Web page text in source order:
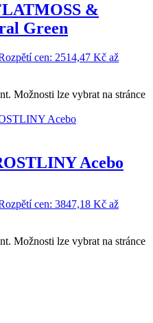
&
Green
cen: 2514,47 Kč až
Možnosti lze vybrat na stránce
Acebo
cen: 3847,18 Kč až
Možnosti lze vybrat na stránce